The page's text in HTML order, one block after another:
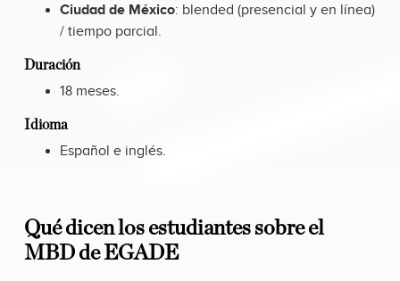
Ciudad de México: blended (presencial y en línea)
/ tiempo parcial.
Duración
18 meses.
Idioma
Español e inglés.
Qué dicen los estudiantes sobre el
MBD de EGADE